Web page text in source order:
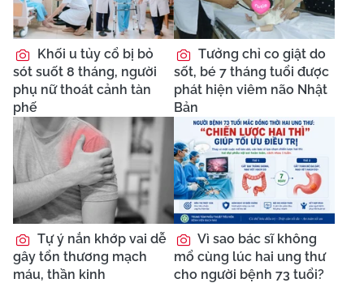
Khối u tủy cổ bị bỏ
sót suốt 8 tháng, người
phụ nữ thoát cảnh tàn
phế
Tưởng chỉ co giật do
sốt, bé 7 tháng tuổi được
phát hiện viêm não Nhật
Bản
Tự ý nắn khớp vai dễ
gây tổn thương mạch
máu, thần kinh
Vì sao bác sĩ không
mổ cùng lúc hai ung thư
cho người bệnh 73 tuổi?